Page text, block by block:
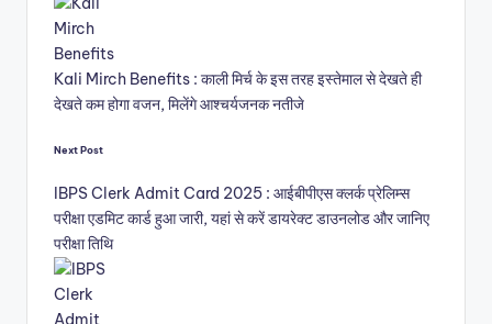
Post
navigation
Kali Mirch Benefits : काली मिर्च के इस तरह इस्तेमाल से देखते ही
देखते कम होगा वजन, मिलेंगे आश्चर्यजनक नतीजे
Next Post
IBPS Clerk Admit Card 2025 : आईबीपीएस क्लर्क प्रेलिम्स
परीक्षा एडमिट कार्ड हुआ जारी, यहां से करें डायरेक्ट डाउनलोड और जानिए
परीक्षा तिथि